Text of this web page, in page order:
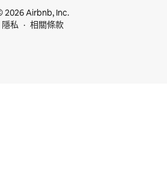
2026 Airbnb, Inc.
隱私
相關條款